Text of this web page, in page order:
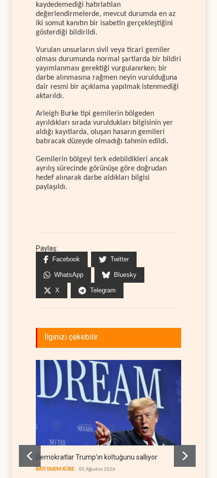
kaydedemediği hatırlatılan
değerlendirmelerde, mevcut durumda en az
iki somut kanıtın bir isabetin gerçekleştiğini
gösterdiği bildirildi.
Vurulan unsurların sivil veya ticari gemiler
olması durumunda normal şartlarda bir bildiri
yayımlanması gerektiği vurgulanırken; bir
darbe alınmasına rağmen neyin vurulduğuna
dair resmi bir açıklama yapılmak istenmediği
aktarıldı.
Arleigh Burke tipi gemilerin bölgeden
ayrıldıkları sırada vuruldukları bilgisinin yer
aldığı kayıtlarda, oluşan hasarın gemileri
batıracak düzeyde olmadığı tahmin edildi.
Gemilerin bölgeyi terk edebildikleri ancak
ayrılış sürecinde görünüşe göre doğrudan
hedef alınarak darbe aldıkları bilgisi
paylaşıldı.
Paylaş:
Facebook Twitter
WhatsApp Bluesky
X Telegram
İlginizi çekebilir
Demokratlar Trump'ın koltuğunu sallıyor
BATI YARIM KÜRE 05 Ağustos 2026